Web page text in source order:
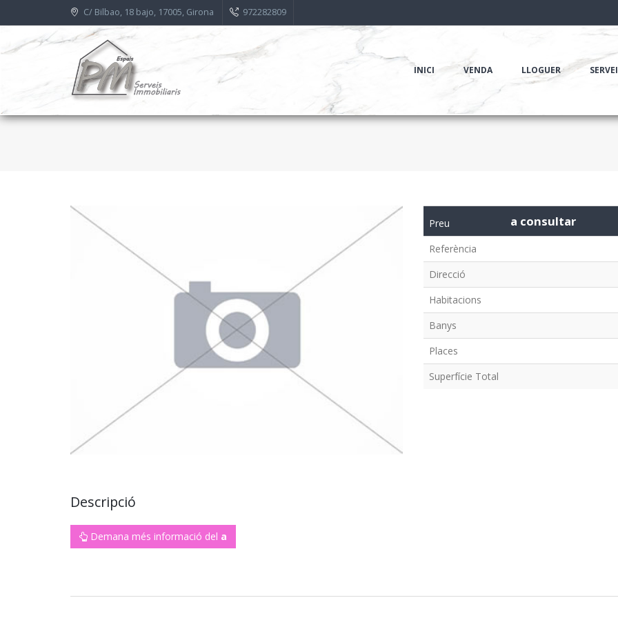
C/ Bilbao, 18 bajo, 17005, Girona 972282809
INICI VENDA LLOGUER
Preu a consultar
Referència
Direcció
Habitacions
Banys
Places
Superfície Total
Descripció
Demana més informació del a